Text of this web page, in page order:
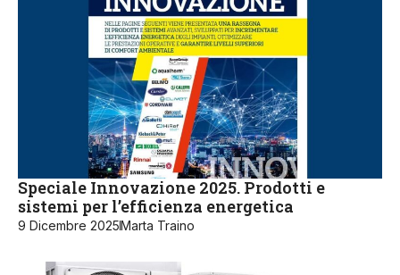
Speciale Innovazione 2025. Prodotti e
sistemi per l’efficienza energetica
9 Dicembre 2025Marta Traino